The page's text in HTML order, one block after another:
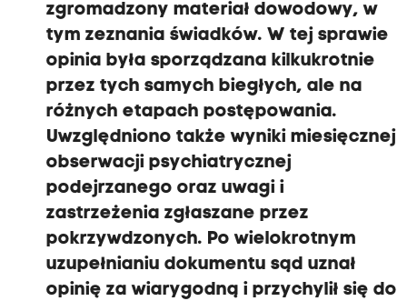
zgromadzony materiał dowodowy, w
tym zeznania świadków. W tej sprawie
opinia była sporządzana kilkukrotnie
przez tych samych biegłych, ale na
różnych etapach postępowania.
Uwzględniono także wyniki miesięcznej
obserwacji psychiatrycznej
podejrzanego oraz uwagi i
zastrzeżenia zgłaszane przez
pokrzywdzonych. Po wielokrotnym
uzupełnianiu dokumentu sąd uznał
opinię za wiarygodną i przychylił się do